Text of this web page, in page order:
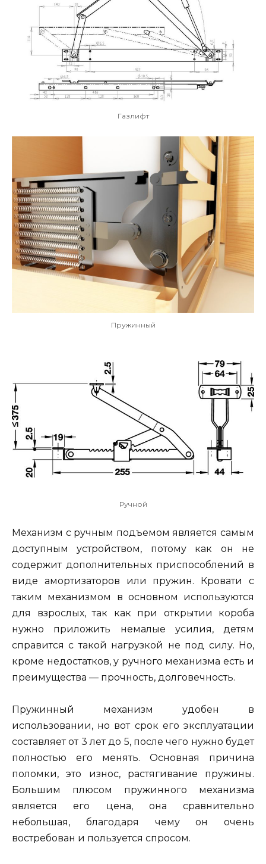
Газлифт
Пружинный
Ручной
Механизм с ручным подъемом является самым
доступным устройством, потому как он не
содержит дополнительных приспособлений в
виде амортизаторов или пружин. Кровати с
таким механизмом в основном используются
для взрослых, так как при открытии короба
нужно приложить немалые усилия, детям
справится с такой нагрузкой не под силу. Но,
кроме недостатков, у ручного механизма есть и
преимущества — прочность, долговечность.
Пружинный механизм удобен в
использовании, но вот срок его эксплуатации
составляет от 3 лет до 5, после чего нужно будет
полностью его менять. Основная причина
поломки, это износ, растягивание пружины.
Большим плюсом пружинного механизма
является его цена, она сравнительно
небольшая, благодаря чему он очень
востребован и пользуется спросом.